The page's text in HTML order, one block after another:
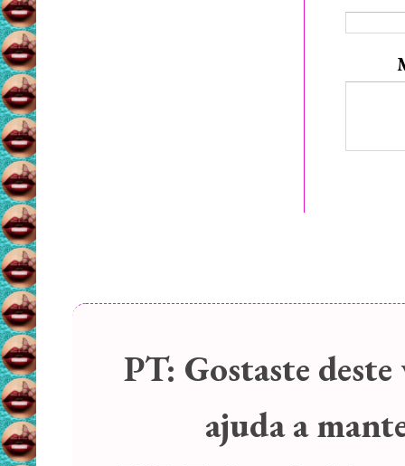
PT: Gostaste
ajuda a